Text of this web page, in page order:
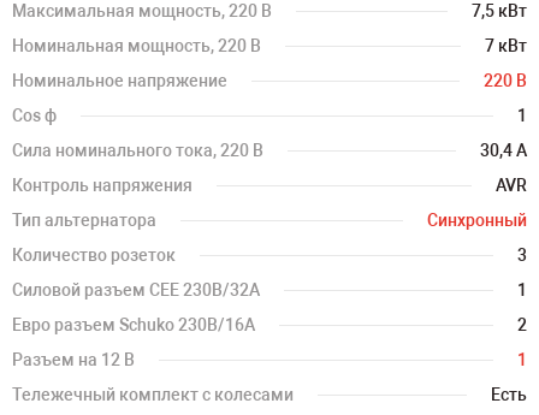
Максимальная мощность, 220 В
7,5 кВт
Номинальная мощность, 220 В
7 кВт
Номинальное напряжение
220 В
Cos ф
1
Сила номинального тока, 220 В
30,4 А
Контроль напряжения
AVR
Тип альтернатора
Синхронный
Количество розеток
3
Силовой разъем CEE 230В/32А
1
Евро разъем Schuko 230В/16А
2
Разъем на 12 В
1
Тележечный комплект с колесами
Есть